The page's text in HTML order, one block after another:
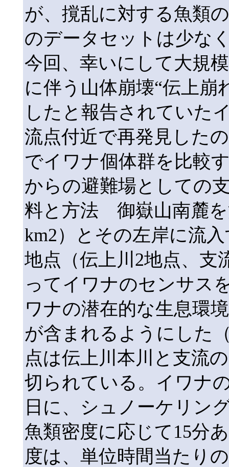
が、撹乱に対する魚類
のデータセットは少な
今回、幸いにして大規
に伴う山体崩壊“伝上崩
したと報告されていた
流点付近で再発見した
でイワナ個体群を比較
からの避難場としての
料と方法 御嶽山南麓を
km2）とその左岸に流
地点（伝上川2地点、支
ってイワナのセンサス
ワナの潜在的な生息環
が含まれるようにした
点は伝上川本川と支流
切られている。イワナ
日に、シュノーケリン
魚類密度に応じて15分
度は、単位時間当たり